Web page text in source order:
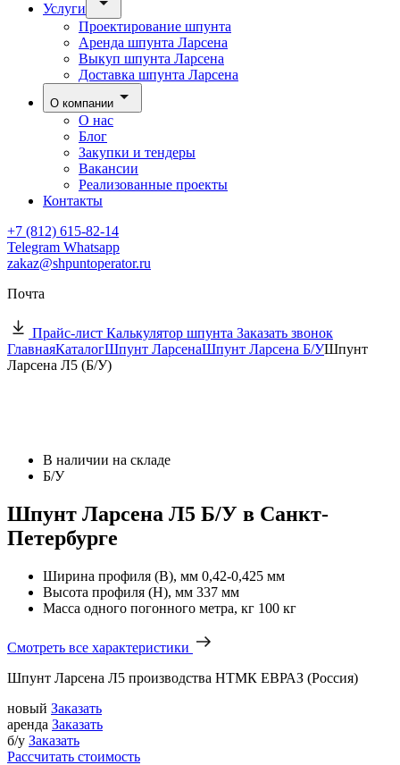
Услуги
Проектирование шпунта
Аренда шпунта Ларсена
Выкуп шпунта Ларсена
Доставка шпунта Ларсена
О компании
О нас
Блог
Закупки и тендеры
Вакансии
Реализованные проекты
Контакты
+7 (812) 615-82-14
Telegram Whatsapp
zakaz@shpuntoperator.ru
Почта
Прайс-лист Калькулятор шпунта Заказать звонок
ГлавнаяКаталогШпунт ЛарсенаШпунт Ларсена Б/УШпунт
Ларсена Л5 (Б/У)
В наличии на складе
Б/У
Шпунт Ларсена Л5 Б/У в Санкт-
Петербурге
Ширина профиля (B), мм 0,42-0,425 мм
Высота профиля (H), мм 337 мм
Масса одного погонного метра, кг 100 кг
Смотреть все характеристики
Шпунт Ларсена Л5 производства НТМК ЕВРАЗ (Россия)
новый Заказать
аренда Заказать
б/у Заказать
Рассчитать стоимость